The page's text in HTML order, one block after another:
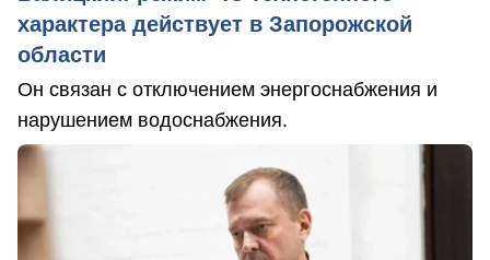
характера действует в Запорожской
области
Он связан с отключением энергоснабжения и
нарушением водоснабжения.